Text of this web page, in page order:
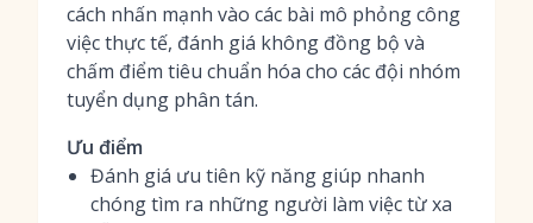
cách nhấn mạnh vào các bài mô phỏng công
việc thực tế, đánh giá không đồng bộ và
chấm điểm tiêu chuẩn hóa cho các đội nhóm
tuyển dụng phân tán.
Ưu điểm
Đánh giá ưu tiên kỹ năng giúp nhanh
chóng tìm ra những người làm việc từ xa